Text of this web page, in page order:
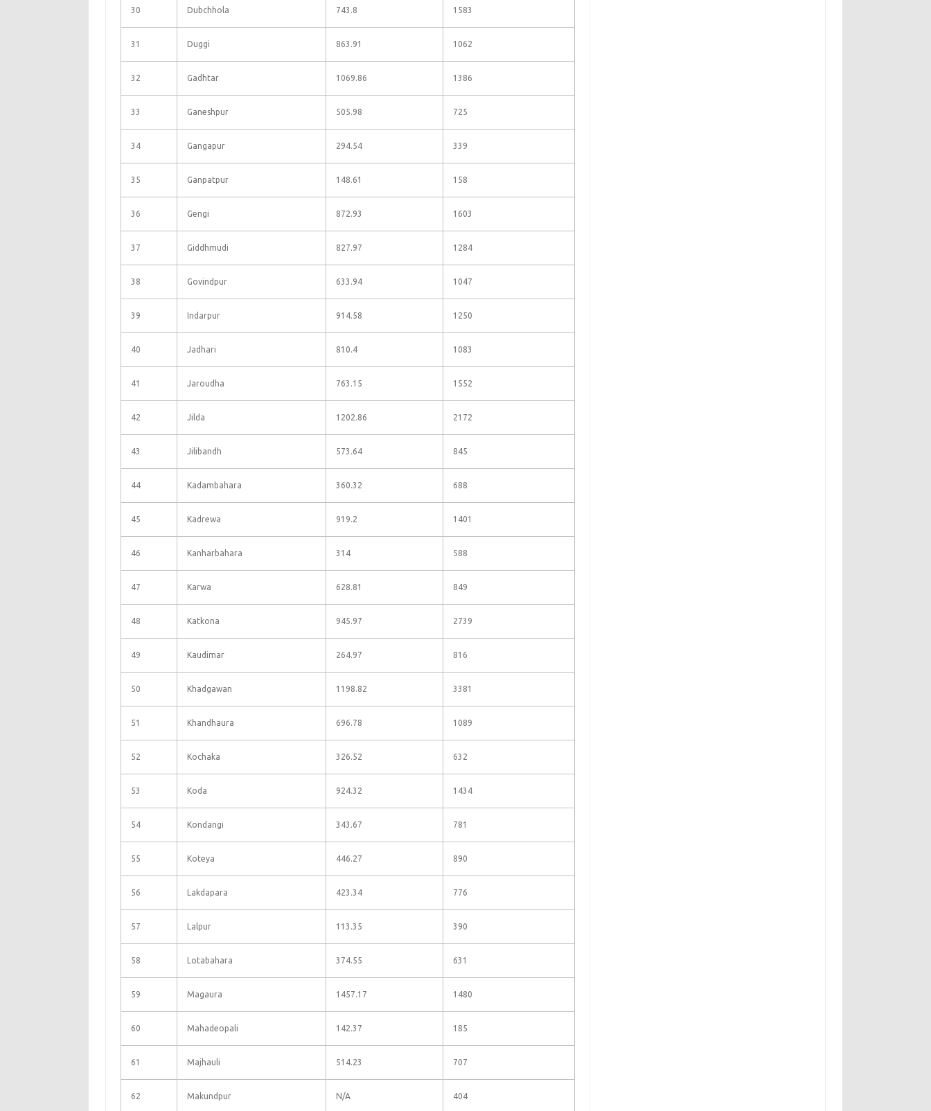
30 Dubchhola 743.8 1583
31 Duggi 863.91 1062
32 Gadhtar 1069.86 1386
33 Ganeshpur 505.98 725
34 Gangapur 294.54 339
35 Ganpatpur 148.61 158
36 Gengi 872.93 1603
37 Giddhmudi 827.97 1284
38 Govindpur 633.94 1047
39 Indarpur 914.58 1250
40 Jadhari 810.4 1083
41 Jaroudha 763.15 1552
42 Jilda 1202.86 2172
43 Jilibandh 573.64 845
44 Kadambahara 360.32 688
45 Kadrewa 919.2 1401
46 Kanharbahara 314 588
47 Karwa 628.81 849
48 Katkona 945.97 2739
49 Kaudimar 264.97 816
50 Khadgawan 1198.82 3381
51 Khandhaura 696.78 1089
52 Kochaka 326.52 632
53 Koda 924.32 1434
54 Kondangi 343.67 781
55 Koteya 446.27 890
56 Lakdapara 423.34 776
57 Lalpur 113.35 390
58 Lotabahara 374.55 631
59 Magaura 1457.17 1480
60 Mahadeopali 142.37 185
61 Majhauli 514.23 707
62 Makundpur N/A 404